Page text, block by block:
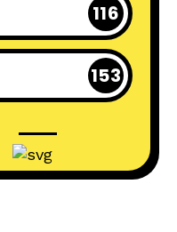
116
153